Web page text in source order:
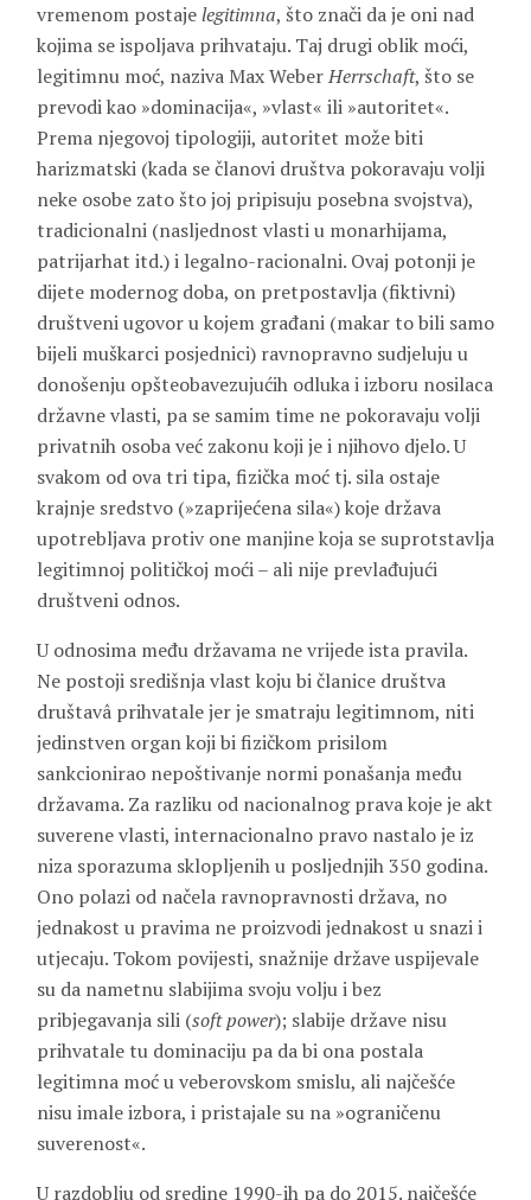
vremenom postajelegitimna, što znači da je oni nad
kojima se ispoljava prihvataju. Taj drugi oblik moći,
legitimnu moć, naziva Max WeberHerrschaft, što se
prevodi kao »dominacija«, »vlast« ili »autoritet«.
Prema njegovoj tipologiji, autoritet može biti
harizmatski (kada se članovi društva pokoravaju volji
neke osobe zato što joj pripisuju posebna svojstva),
tradicionalni (nasljednost vlasti u monarhijama,
patrijarhat itd.) i legalno-racionalni. Ovaj potonji je
dijete modernog doba, on pretpostavlja (fiktivni)
društveni ugovor u kojem građani (makar to bili samo
bijeli muškarci posjednici) ravnopravno sudjeluju u
donošenju opšteobavezujućih odluka i izboru nosilaca
državne vlasti, pa se samim time ne pokoravaju volji
privatnih osoba već zakonu koji je i njihovo djelo. U
svakom od ova tri tipa, fizička moć tj. sila ostaje
krajnje sredstvo (»zaprijećena sila«) koje država
upotrebljava protiv one manjine koja se suprotstavlja
legitimnoj političkoj moći – ali nije prevlađujući
društveni odnos.
U odnosima među državama ne vrijede ista pravila.
Ne postoji središnja vlast koju bi članice društva
društavâ prihvatale jer je smatraju legitimnom, niti
jedinstven organ koji bi fizičkom prisilom
sankcionirao nepoštivanje normi ponašanja među
državama. Za razliku od nacionalnog prava koje je akt
suverene vlasti, internacionalno pravo nastalo je iz
niza sporazuma sklopljenih u posljednjih 350 godina.
Ono polazi od načela ravnopravnosti država, no
jednakost u pravima ne proizvodi jednakost u snazi i
utjecaju. Tokom povijesti, snažnije države uspijevale
su da nametnu slabijima svoju volju i bez
pribjegavanja sili (soft power); slabije države nisu
prihvatale tu dominaciju pa da bi ona postala
legitimna moć u veberovskom smislu, ali najčešće
nisu imale izbora, i pristajale su na »ograničenu
suverenost«.
U razdoblju od sredine 1990-ih pa do 2015. najčešće